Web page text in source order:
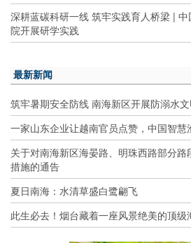
深耕蓝碳科研一线 筑牢实践育人桥梁 |
院开展研学实践
最新新闻
筑牢暑期安全防线 南海新区开展防溺水
一家山东企业让越南官员点赞，中国智慧
关于对南海新区海晏路、明珠西路部分
措施的通告
夏日南海：水清草盛白鹭翩飞
此生必去！烟台藏着一座风景绝美的顶级